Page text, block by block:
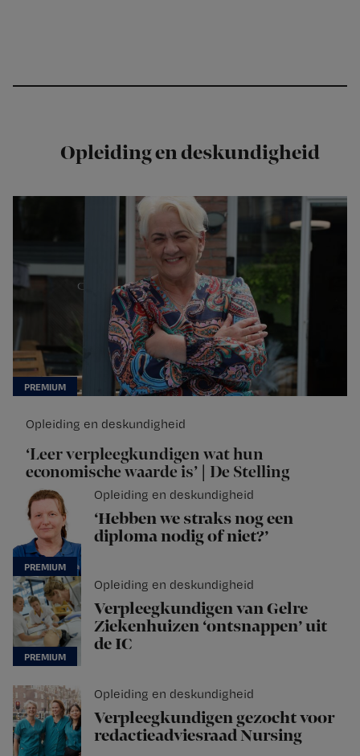
Opleiding en deskundigheid
Opleiding en deskundigheid
‘Leer verpleegkundigen wat hun
economische waarde is’ | De Stelling
Opleiding en deskundigheid
‘Hebben we straks nog een
diploma nodig of niet?’
Opleiding en deskundigheid
Verpleegkundigen van Gelre
Ziekenhuizen ‘ontsnappen’ uit
de IC
Opleiding en deskundigheid
Verpleegkundigen gezocht voor
redactieadviesraad Nursing